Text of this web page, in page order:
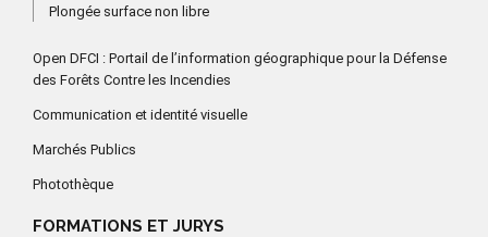
Plongée surface non libre
Open DFCI : Portail de l’information géographique pour la Défense
des Forêts Contre les Incendies
Communication et identité visuelle
Marchés Publics
Photothèque
FORMATIONS ET JURYS